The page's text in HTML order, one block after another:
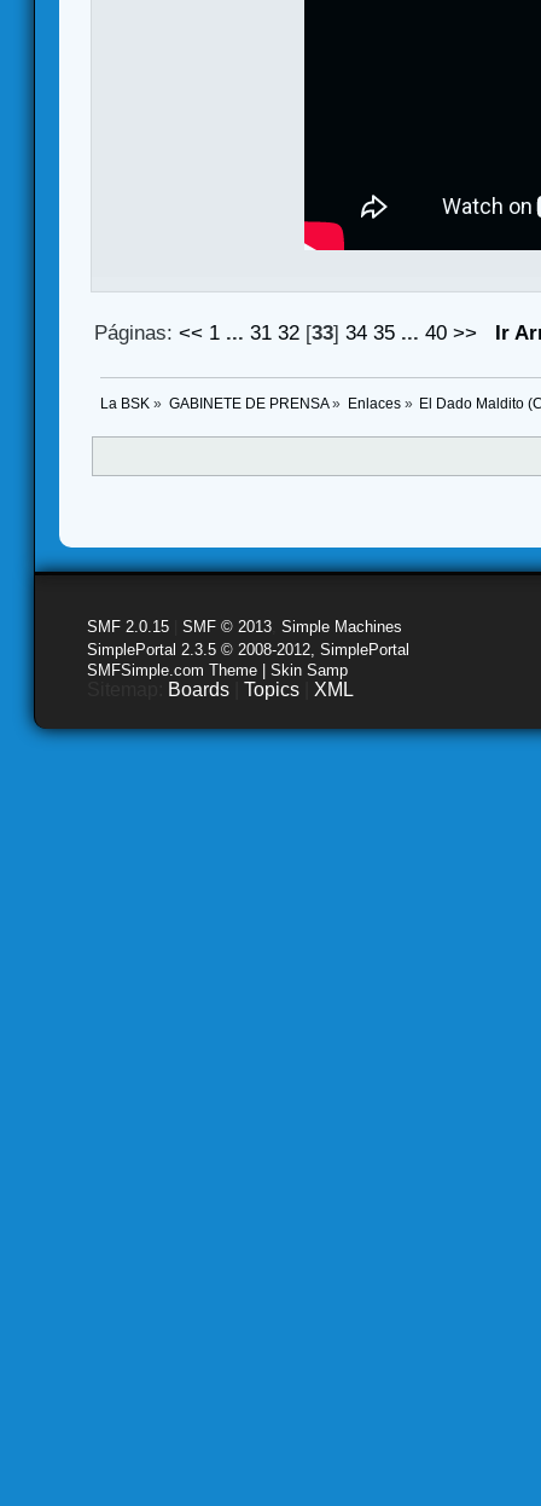
Páginas:<< 1 ...31 32 [33]34 35 ...40 >> Ir
La BSK » GABINETE DE PRENSA» Enlaces» El Dado Maldito
SMF 2.0.15 SMF © 2013 Simple Machines
SimplePortal 2.3.5 © 2008-2012, SimplePortal
SMFSimple.com Theme | Skin Samp
Boards Topics XML